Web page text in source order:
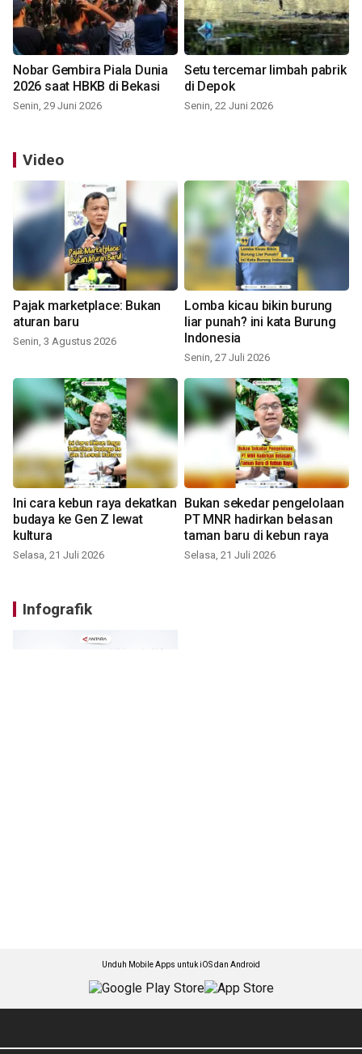
Nobar Gembira Piala Dunia
2026 saat HBKB di Bekasi
Senin, 29 Juni 2026
Setu tercemar limbah pabrik
di Depok
Senin, 22 Juni 2026
Video
Pajak marketplace: Bukan
aturan baru
Senin, 3 Agustus 2026
Lomba kicau bikin burung
liar punah? ini kata Burung
Indonesia
Senin, 27 Juli 2026
Ini cara kebun raya dekatkan
budaya ke Gen Z lewat
kultura
Selasa, 21 Juli 2026
Bukan sekedar pengelolaan
PT MNR hadirkan belasan
taman baru di kebun raya
Selasa, 21 Juli 2026
Infografik
Unduh Mobile Apps untuk iOS dan Android